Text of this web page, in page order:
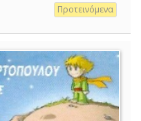
Προτεινόμενα